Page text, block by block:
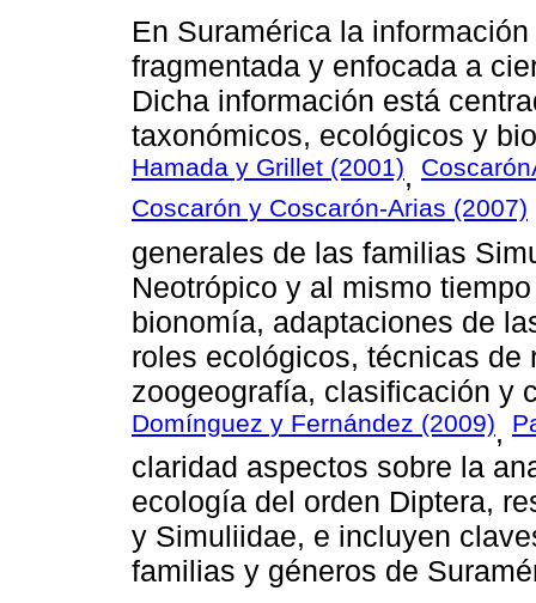
En Suramérica la
fragmentada y enfocada a
Dicha información está
taxonómicos, ecológicos y
Hamada y Grillet (2001),
Coscarón y Coscarón-Arias (2007)
generales de las familias
Neotrópico y al mismo
bionomía, adaptaciones de
roles ecológicos, técnicas de
zoogeografía, clasificación y
Domínguez y Fernández (2009),
claridad aspectos sobre la
ecología del orden Diptera,
y Simuliidae, e incluyen
familias y géneros de